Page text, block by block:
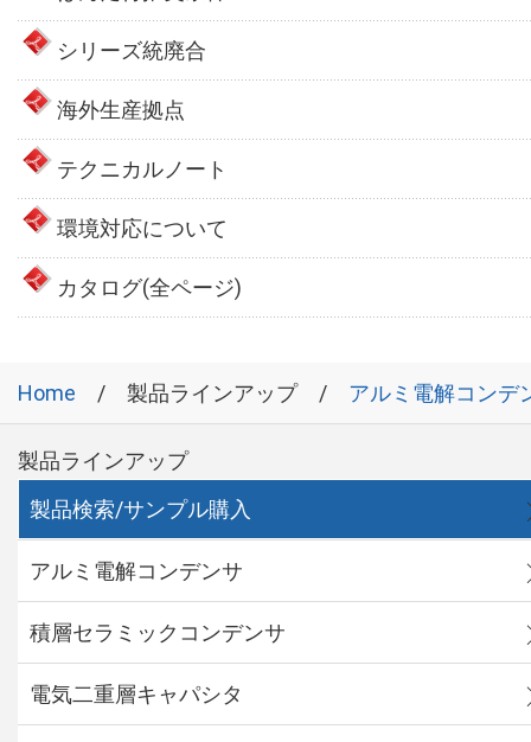
シリーズ統廃合
海外生産拠点
テクニカルノート
環境対応について
カタログ(全ページ)
Home 製品ラインアップ アルミ電解コンデ
製品ラインアップ
製品検索/サンプル購入
アルミ電解コンデンサ
積層セラミックコンデンサ
電気二重層キャパシタ